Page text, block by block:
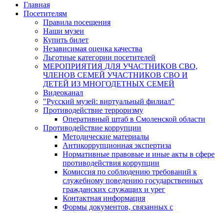
Главная
Посетителям
Правила посещения
Наши музеи
Купить билет
Независимая оценка качества
Льготные категории посетителей
МЕРОПРИЯТИЯ ДЛЯ УЧАСТНИКОВ СВО,
ЧЛЕНОВ СЕМЕЙ УЧАСТНИКОВ СВО И
ДЕТЕЙ ИЗ МНОГОДЕТНЫХ СЕМЕЙ
Видеоканал
"Русский музей: виртуальный филиал"
Противодействие терроризму
Оперативный штаб в Смоленской области
Противодействие коррупции
Методические материалы
Антикоррупционная экспертиза
Нормативные правовые и иные акты в сфере
противодействия коррупции
Комиссия по соблюдению требований к
служебному поведению государственных
гражданских служащих и урег
Контактная информация
Формы документов, связанных с